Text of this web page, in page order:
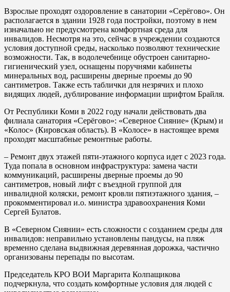
Взрослые проходят оздоровление в санатории «Серёгово». Он
располагается в здании 1928 года постройки, поэтому в нем
изначально не предусмотрена комфортная среда для
инвалидов. Несмотря на это, сейчас в учреждении создаются
условия доступной среды, насколько позволяют технические
возможности. Так, в водолечебнице обустроен санитарно-
гигиенический узел, оснащены поручнями кабинеты
минеральных вод, расширены дверные проемы до 90
сантиметров. Также есть таблички для незрячих и плохо
видящих людей, дублирование информации шрифтом Брайля.
От Республики Коми в 2022 году начали действовать два
филиала санатория «Серёгово»: «Северное Сияние» (Крым) и
«Колос» (Кировская область). В «Колосе» в настоящее время
проходят масштабные ремонтные работы.
– Ремонт двух этажей пяти-этажного корпуса идет с 2023 года.
Туда попала в основном инфраструктура: замена части
коммуникаций, расширены дверные проемы до 90
сантиметров, новый лифт с въездной группой для
инвалидной коляски, ремонт кровли пятиэтажного здания, –
прокомментировал и.о. министра здравоохранения Коми
Сергей Булатов.
В «Северном Сиянии» есть сложности с созданием среды для
инвалидов: неправильно установлены пандусы, на пляж
временно сделана выдвижная деревянная дорожка, частично
организованы перепады по высотам.
Председатель КРО ВОИ Маргарита Колпащикова
подчеркнула, что создать комфортные условия для людей с